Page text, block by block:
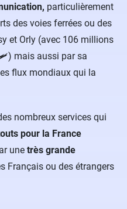
particulièrement
des voies ferrées ou des
et Orly (avec 106 millions
mais aussi par sa
flux mondiaux qui la
nombreux services qui
pour la France
une très grande
Français ou des étrangers